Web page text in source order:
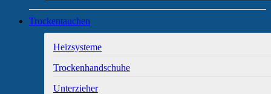
Trockentauchen
Heizsysteme
Trockenhandschuhe
Unterzieher